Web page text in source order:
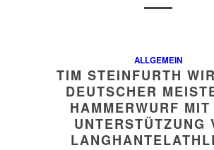
ALLGEMEIN
TIM STEINFURTH
DEUTSCHER
HAMMERWURF MIT
UNTERSTÜTZUNG